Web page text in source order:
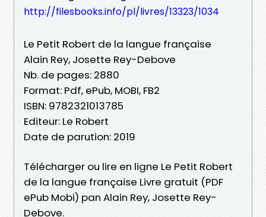
http://filesbooks.info/pl/livres/13323/1034
Le Petit Robert de la langue française
Alain Rey, Josette Rey-Debove
Nb. de pages: 2880
Format: Pdf, ePub, MOBI, FB2
ISBN: 9782321013785
Editeur: Le Robert
Date de parution: 2019
Télécharger ou lire en ligne Le Petit Robert
de la langue française Livre gratuit (PDF
ePub Mobi) pan Alain Rey, Josette Rey-
Debove.